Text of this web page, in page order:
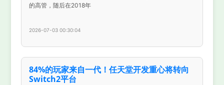
的高管，随后在2018年
2026-07-03 00:30:04
84%的玩家来自一代！任天堂开发重心将转向
Switch2平台